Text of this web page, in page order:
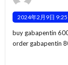
2024年2月9日 9:25
buy gabapentin
order gabapentin